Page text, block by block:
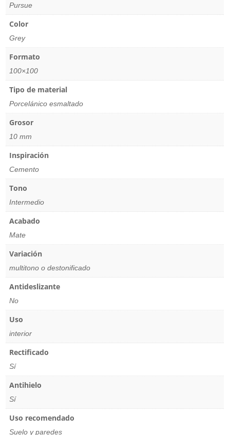
Pursue
Color
Grey
Formato
100×100
Tipo de material
Porcelánico esmaltado
Grosor
10 mm
Inspiración
Cemento
Tono
Intermedio
Acabado
Mate
Variación
multitono o destonificado
Antideslizante
No
Uso
interior
Rectificado
Sí
Antihielo
Sí
Uso recomendado
Suelo y paredes